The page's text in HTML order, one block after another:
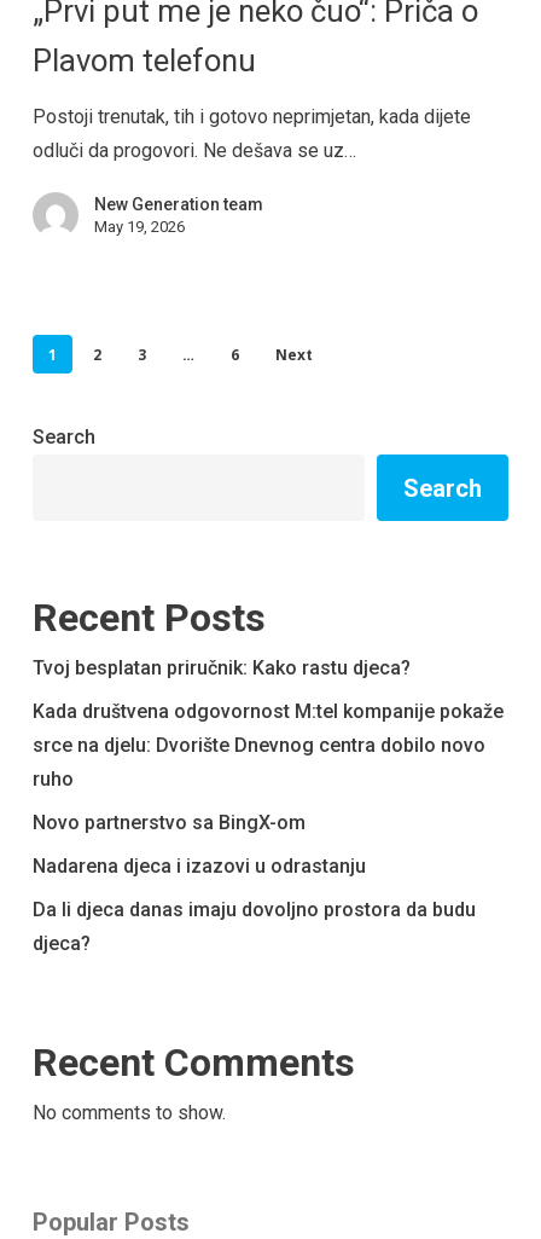
„Prvi put me je neko čuo“: Priča o
Plavom telefonu
Postoji trenutak, tih i gotovo neprimjetan, kada dijete
odluči da progovori. Ne dešava se uz…
New Generation team
May 19, 2026
1 2 3 … 6 Next
Search
Search
Recent Posts
Tvoj besplatan priručnik: Kako rastu djeca?
Kada društvena odgovornost M:tel kompanije pokaže
srce na djelu: Dvorište Dnevnog centra dobilo novo
ruho
Novo partnerstvo sa BingX-om
Nadarena djeca i izazovi u odrastanju
Da li djeca danas imaju dovoljno prostora da budu
djeca?
Recent Comments
No comments to show.
Popular Posts